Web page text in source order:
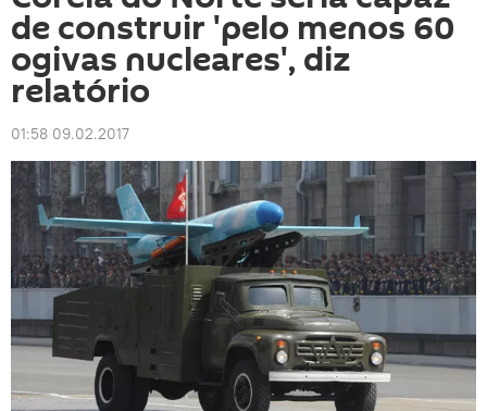
de construir 'pelo menos 60
ogivas nucleares', diz
relatório
01:58 09.02.2017